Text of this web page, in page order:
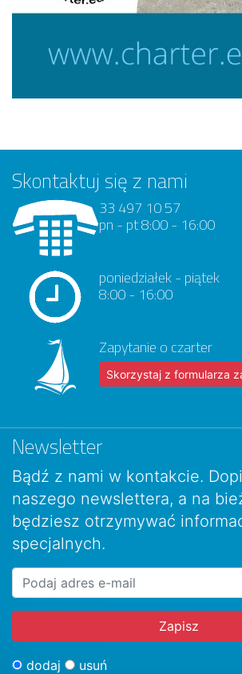
Skontaktuj się z nami
33 497 10 57
pn - pt 8:00 - 16:00
poniedziałek - piątek
8:00 - 16:00
Zapytanie o czarter
Skorzystaj z formularza
Newsletter
Bądź z nami w kontakcie.
naszego newslettera, a na
będziesz otrzymywać
specjalnych.
dodaj usuń